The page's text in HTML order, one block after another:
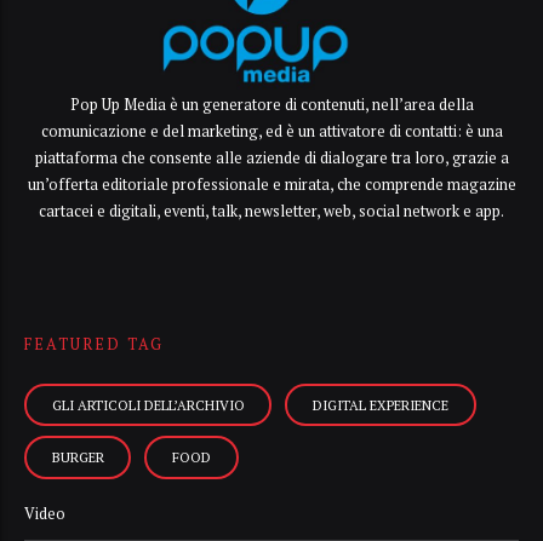
Pop Up Media è un generatore di contenuti, nell’area della
comunicazione e del marketing, ed è un attivatore di contatti: è una
piattaforma che consente alle aziende di dialogare tra loro, grazie a
un’offerta editoriale professionale e mirata, che comprende magazine
cartacei e digitali, eventi, talk, newsletter, web, social network e app.
FEATURED TAG
GLI ARTICOLI DELL’ARCHIVIO DIGITAL EXPERIENCE
BURGER FOOD
Video